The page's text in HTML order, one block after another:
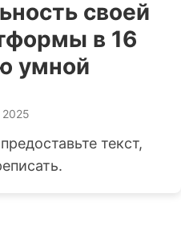
своей
в 16
умной
текст,